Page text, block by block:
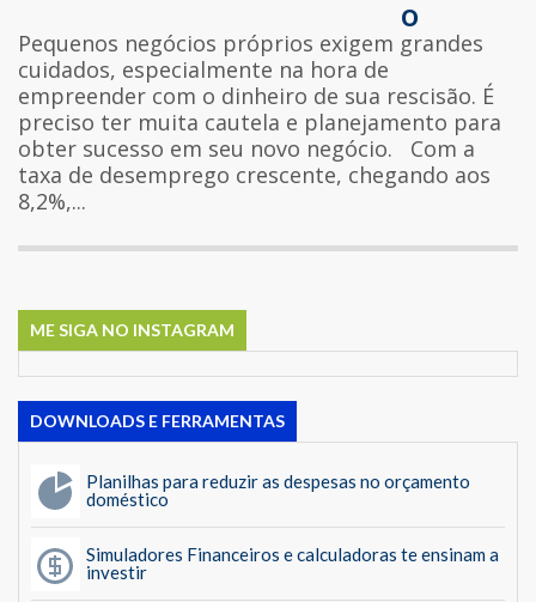
o
Pequenos negócios próprios exigem grandes
cuidados, especialmente na hora de
empreender com o dinheiro de sua rescisão. É
preciso ter muita cautela e planejamento para
obter sucesso em seu novo negócio. Com a
taxa de desemprego crescente, chegando aos
8,2%,...
ME SIGA NO INSTAGRAM
DOWNLOADS E FERRAMENTAS
Planilhas para reduzir as despesas no orçamento
doméstico
Simuladores Financeiros e calculadoras te ensinam a
investir